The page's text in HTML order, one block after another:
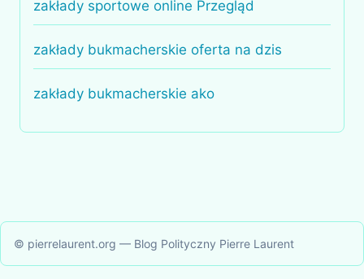
zakłady sportowe online Przegląd
zakłady bukmacherskie oferta na dzis
zakłady bukmacherskie ako
© pierrelaurent.org — Blog Polityczny Pierre Laurent